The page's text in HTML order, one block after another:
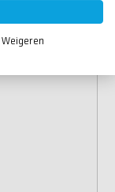
Weigeren